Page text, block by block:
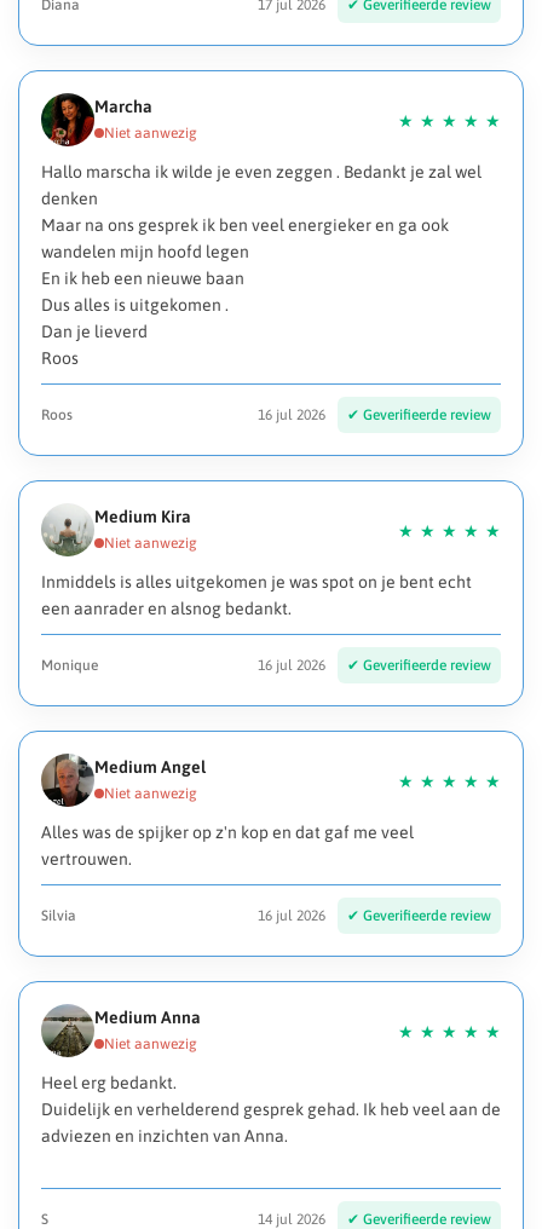
Diana 17 jul 2026
Marcha
Hallo marscha ik wilde je even zeggen . Bedankt je zal wel
denken
Maar na ons gesprek ik ben veel energieker en ga ook
wandelen mijn hoofd legen
En ik heb een nieuwe baan
Dus alles is uitgekomen .
Dan je lieverd
Roos
Roos 16 jul 2026
Medium Kira
Inmiddels is alles uitgekomen je was spot on je bent echt
een aanrader en alsnog bedankt.
Monique 16 jul 2026
Medium Angel
Alles was de spijker op z'n kop en dat gaf me veel
vertrouwen.
Silvia 16 jul 2026
Medium Anna
Heel erg bedankt.
Duidelijk en verhelderend gesprek gehad. Ik heb veel aan de
adviezen en inzichten van Anna.
S 14 jul 2026